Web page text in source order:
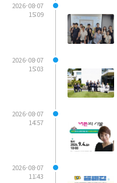
2026-08-07
15:09
2026-08-07
15:03
2026-08-07
14:57
2026-08-07
11:43